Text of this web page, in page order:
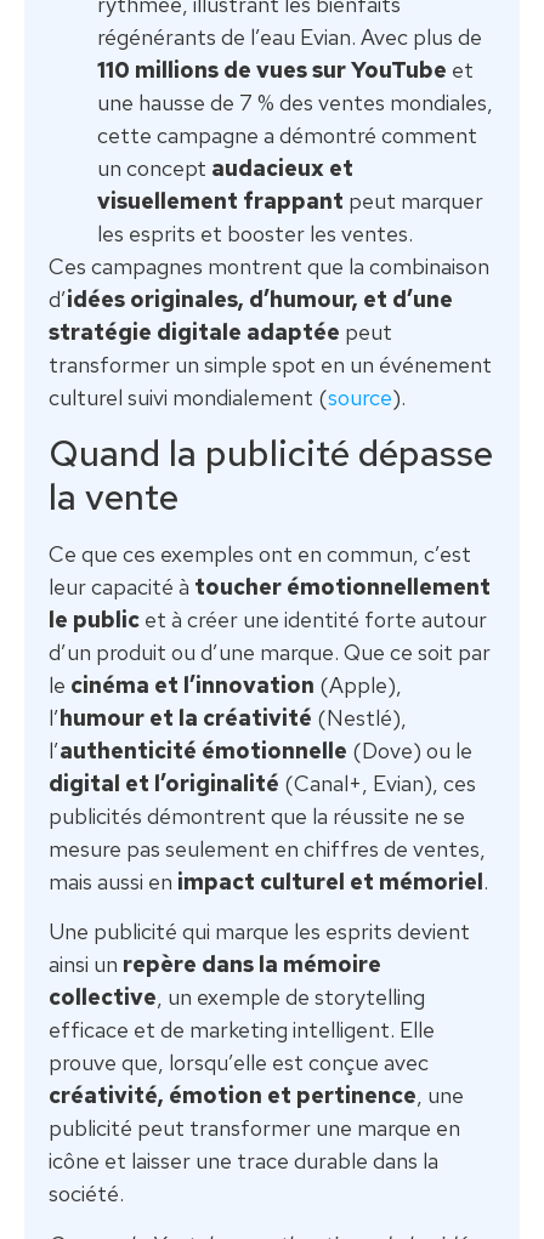
régénérants de l’eau Evian. Avec plus de
110 millions de vues sur YouTube et
une hausse de 7 % des ventes mondiales,
cette campagne a démontré comment
un concept audacieux et
visuellement frappant peut marquer
les esprits et booster les ventes.
Ces campagnes montrent que la combinaison
d’idées originales, d’humour, et d’une
stratégie digitale adaptée peut
transformer un simple spot en un événement
culturel suivi mondialement (source).
Quand la publicité dépasse
la vente
Ce que ces exemples ont en commun, c’est
leur capacité à toucher émotionnellement
le public et à créer une identité forte autour
d’un produit ou d’une marque. Que ce soit par
le cinéma et l’innovation (Apple),
l’humour et la créativité (Nestlé),
l’authenticité émotionnelle (Dove) ou le
digital et l’originalité (Canal+, Evian), ces
publicités démontrent que la réussite ne se
mesure pas seulement en chiffres de ventes,
mais aussi en impact culturel et mémoriel.
Une publicité qui marque les esprits devient
ainsi un repère dans la mémoire
collective, un exemple de storytelling
efficace et de marketing intelligent. Elle
prouve que, lorsqu’elle est conçue avec
créativité, émotion et pertinence, une
publicité peut transformer une marque en
icône et laisser une trace durable dans la
société.